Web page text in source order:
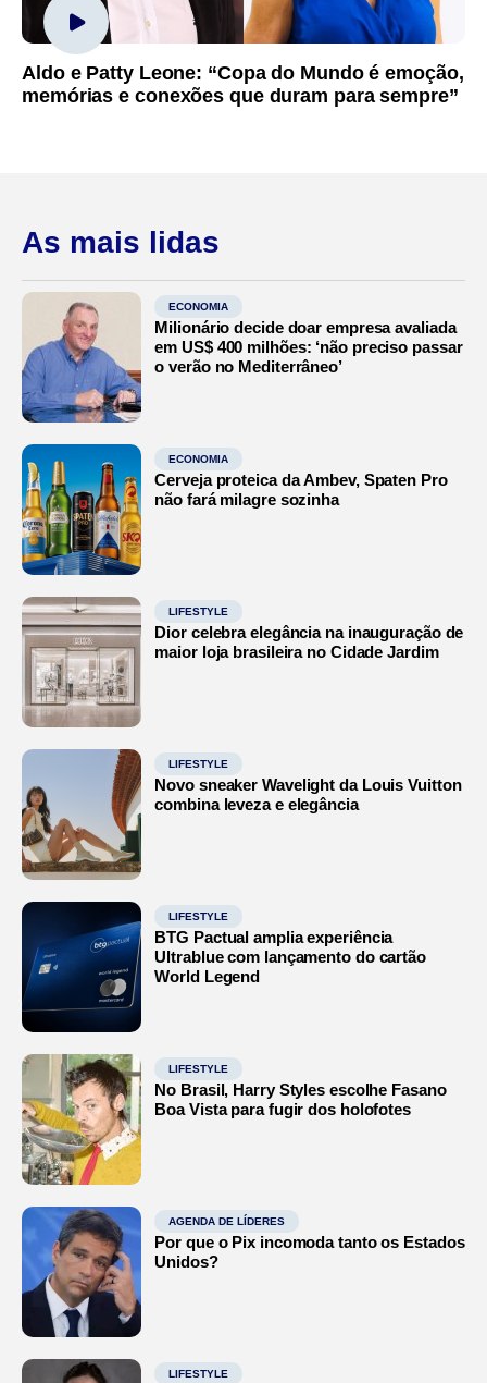
Aldo e Patty Leone: “Copa do Mundo é emoção,
memórias e conexões que duram para sempre”
As mais lidas
ECONOMIA
Milionário decide doar empresa avaliada
em US$ 400 milhões: ‘não preciso passar
o verão no Mediterrâneo’
ECONOMIA
Cerveja proteica da Ambev, Spaten Pro
não fará milagre sozinha
LIFESTYLE
Dior celebra elegância na inauguração de
maior loja brasileira no Cidade Jardim
LIFESTYLE
Novo sneaker Wavelight da Louis Vuitton
combina leveza e elegância
LIFESTYLE
BTG Pactual amplia experiência
Ultrablue com lançamento do cartão
World Legend
LIFESTYLE
No Brasil, Harry Styles escolhe Fasano
Boa Vista para fugir dos holofotes
AGENDA DE LÍDERES
Por que o Pix incomoda tanto os Estados
Unidos?
LIFESTYLE